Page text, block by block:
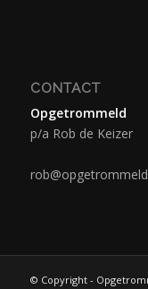
CONTACT
Opgetrommeld
p/a Rob de Keizer
© Copyright -